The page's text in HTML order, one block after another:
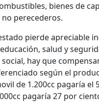
bienes de
perecederos.
pierde apreciable
salud y
hay que
según el
de 1.200cc pagaría el
pagaría 27 por